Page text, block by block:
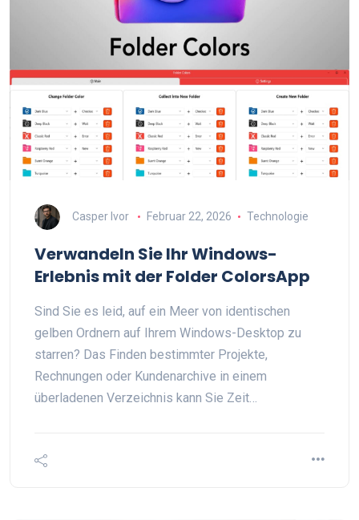
Casper Ivor Februar 22, 2026 Technologie
Verwandeln Sie Ihr Windows-
Erlebnis mit der Folder ColorsApp
Sind Sie es leid, auf ein Meer von identischen
gelben Ordnern auf Ihrem Windows-Desktop zu
starren? Das Finden bestimmter Projekte,
Rechnungen oder Kundenarchive in einem
überladenen Verzeichnis kann Sie Zeit…